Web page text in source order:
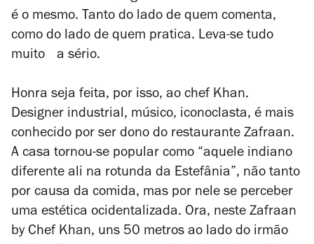
é o mesmo. Tanto do lado de quem comenta,
como do lado de quem pratica. Leva-se tudo
muito a sério.
Honra seja feita, por isso, ao chef Khan.
Designer industrial, músico, iconoclasta, é mais
conhecido por ser dono do restaurante Zafraan.
A casa tornou-se popular como “aquele indiano
diferente ali na rotunda da Estefânia”, não tanto
por causa da comida, mas por nele se perceber
uma estética ocidentalizada. Ora, neste Zafraan
by Chef Khan, uns 50 metros ao lado do irmão